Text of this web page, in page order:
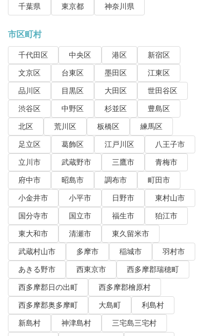
千葉県
東京都 神奈川県
市区町村
千代田区 中央区 港区
新宿区
文京区
台東区 墨田区
江東区
品川区
目黒区 大田区
世田谷区
渋谷区
中野区 杉並区
豊島区
北区
荒川区 板橋区
練馬区
足立区
葛飾区 江戸川区
八王子市
立川市
武蔵野市 三鷹市
青梅市
府中市
昭島市 調布市
町田市
小金井市
小平市 日野市
東村山市
国分寺市
国立市 福生市
狛江市
東大和市
清瀬市
東久留米市
武蔵村山市
多摩市 稲城市
羽村市
あきる野市
西東京市
西多摩郡瑞穂町
西多摩郡日の出町
西多摩郡檜原村
西多摩郡奥多摩町
大島町
利島村
新島村
神津島村
三宅島三宅村